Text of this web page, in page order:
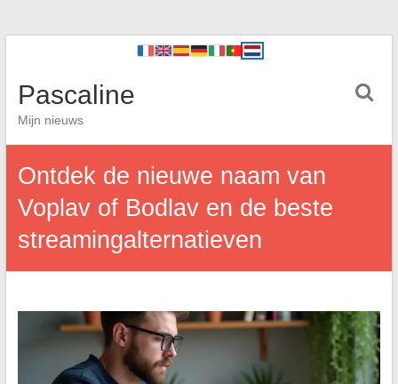
Pascaline
Mijn nieuws
Ontdek de nieuwe naam van
Voplav of Bodlav en de beste
streamingalternatieven